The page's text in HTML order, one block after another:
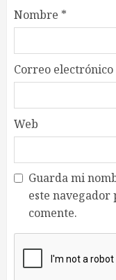
Nombre *
Correo electrónico
Web
Guarda mi
este navegador
comente.